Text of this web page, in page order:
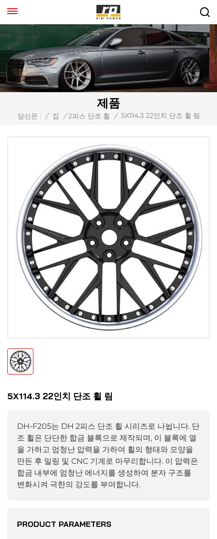
제품
당신은 : / 집 / 2피스 단조 휠 / 5X114.3 22인치 단조 휠 림
5X114.3 22인치 단조 휠 림
DH-F205는 DH 2피스 단조 휠 시리즈로 나뉩니다. 단
조 휠은 단단한 합금 블록으로 제작되며, 이 블록에 열
을 가하고 엄청난 압력을 가하여 휠의 형태와 모양을
만든 후 밀링 및 CNC 기계로 마무리합니다. 이 압력은
합금 내부에 엄청난 에너지를 생성하여 분자 구조를
변화시켜 극한의 강도를 부여합니다.
PRODUCT PARAMETERS